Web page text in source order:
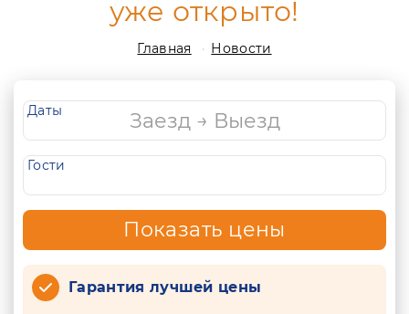
уже открыто!
Главная Новости
Даты
Гости
Показать цены
Гарантия лучшей цены